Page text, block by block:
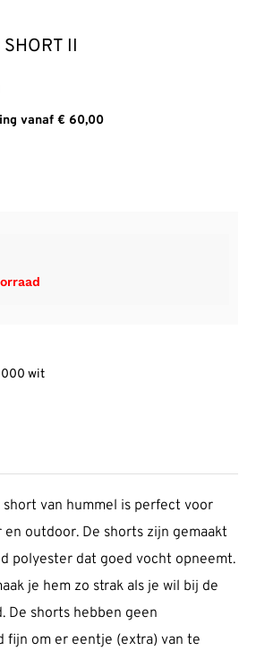
II
vanaf € 60,00
wit
van hummel is perfect voor
outdoor. De shorts zijn gemaakt
polyester dat goed vocht opneemt.
je hem zo strak als je wil bij de
De shorts hebben geen
fijn om er eentje (extra) van te